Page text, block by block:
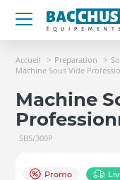
Accueil Preparation
Machine Sous Vide
Machine
SBS/300P
Promo